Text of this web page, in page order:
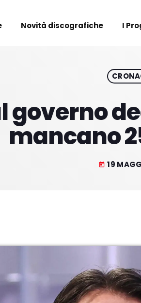
Novità discografiche I
governo
mancano
today 19